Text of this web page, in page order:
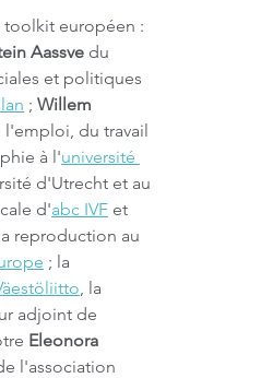
toolkit européen :
Aassve du
et politiques
; Willem
du travail
à l'université
d'Utrecht et au
d'abc IVF et
reproduction au
; la
, la
adjoint de
Eleonora
l'association